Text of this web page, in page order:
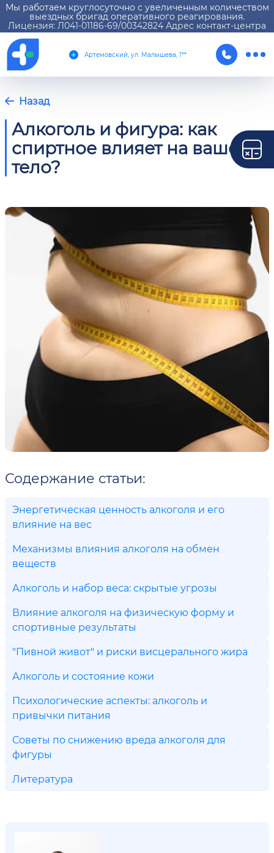
Мы работаем круглосуточно с увеличенным количеством
выездных бригад оперативного реагирования.
Лицензия: Л041-01186-69/00342824 Адрес контакт-центра
Артемовский, ул. Малышева, 1**
Назад
Алкоголь и фигура: как
спиртное влияет на ваше
тело?
Содержание статьи:
Энергетическая ценность алкоголя и его
влияние на вес
Механизмы влияния алкоголя на обмен
веществ
Алкоголь и набор веса: скрытые угрозы
Влияние алкоголя на физическую форму и
спортивные результаты
"Пивной живот" и риски висцерального жира
Алкоголь и состояние кожи
Психологические аспекты: алкоголь и
привычки питания
Советы по снижению вреда алкоголя для
фигуры
Литература